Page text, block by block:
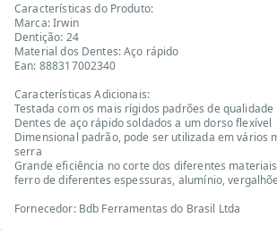
Características do Produto:
Marca: Irwin
Dentição: 24
Material dos Dentes: Aço rápido
Ean: 888317002340
Características Adicionais:
Testada com os mais rígidos padrões de qualidade
Dentes de aço rápido soldados a um dorso flexível
Dimensional padrão, pode ser utilizada em vários
serra
Grande eficiência no corte dos diferentes
ferro de diferentes espessuras, alumínio,
Fornecedor: Bdb Ferramentas do Brasil Ltda